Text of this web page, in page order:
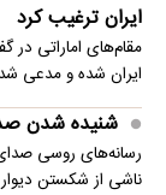
ایران ترغیب کرد
مقام‌های اماراتی در
ایران شده و مدعی
شنیده شدن
رسانه‌های روسی
ناشی از شکستن